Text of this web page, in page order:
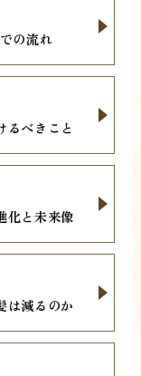
の流れ
るべきこと
化と未来像
は減るのか